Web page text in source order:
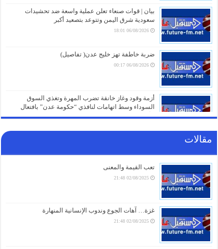
بيان | قوات صنعاء تعلن عملية واسعة ضد تحشيدات
سعودية شرق اليمن وتتوعد بتصعيد أكبر
06/08/2026 18:01
ضربة خاطفة تهز خليج عدن( تفاصيل)
06/08/2026 00:17
أزمة وقود وغاز خانقة تضرب المهرة وتغذي السوق
السوداء وسط اتهامات لنافذي “حكومة عدن” بافتعال
الأزمات
مقالات
تعب القيمة والمعنى
02/08/2025 21:48
غزة… آهات الجوع وندوب الإنسانية المنهارة
02/08/2025 21:48